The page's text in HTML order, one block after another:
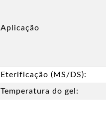
Aplicação
Eterificação (MS/DS):
Temperatura do gel: